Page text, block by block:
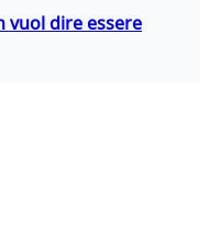
vuol dire essere